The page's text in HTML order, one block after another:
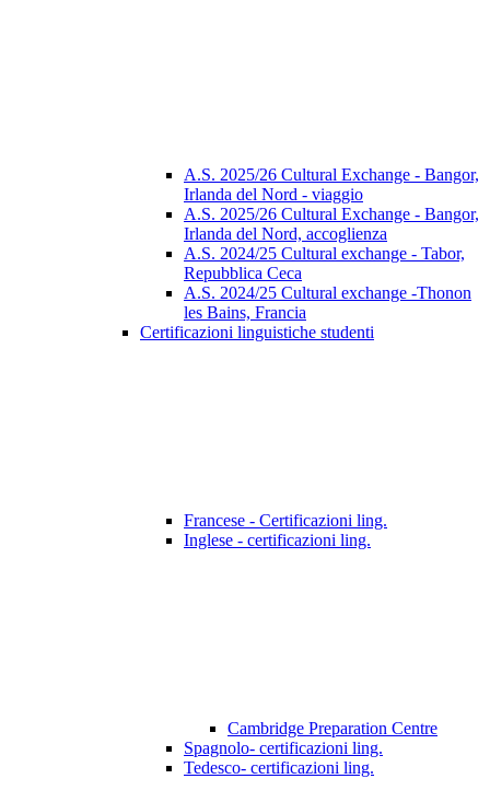
A.S. 2025/26 Cultural Exchange - Bangor,
Irlanda del Nord - viaggio
A.S. 2025/26 Cultural Exchange - Bangor,
Irlanda del Nord, accoglienza
A.S. 2024/25 Cultural exchange - Tabor,
Repubblica Ceca
A.S. 2024/25 Cultural exchange -Thonon
les Bains, Francia
Certificazioni linguistiche studenti
Francese - Certificazioni ling.
Inglese - certificazioni ling.
Cambridge Preparation Centre
Spagnolo- certificazioni ling.
Tedesco- certificazioni ling.